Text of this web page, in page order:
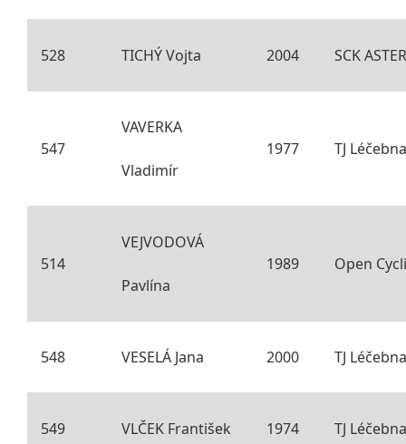
528 TICHÝ Vojta 2004 SCK
547
VAVERKA
Vladimír
1977 TJ
514
VEJVODOVÁ
Pavlína
1989 Open
548 VESELÁ Jana 2000 TJ
549 VLČEK František 1974 TJ